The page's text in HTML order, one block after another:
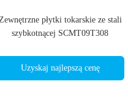
płytki tokarskie ze stali
szybkotnącej SCMT09T308
Uzyskaj najlepszą cenę